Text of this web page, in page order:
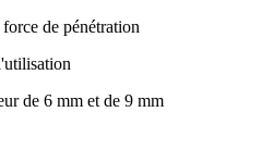
de pénétration
de 6 mm et de 9 mm